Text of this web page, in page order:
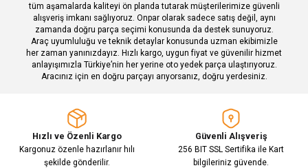
Gönder
tüm aşamalarda kaliteyi ön planda tutarak müşterilerimize güvenli
alışveriş imkanı sağlıyoruz. Onpar olarak sadece satış değil, aynı
zamanda doğru parça seçimi konusunda da destek sunuyoruz.
Araç uyumluluğu ve teknik detaylar konusunda uzman ekibimizle
her zaman yanınızdayız. Hızlı kargo, uygun fiyat ve güvenilir hizmet
anlayışımızla Türkiye’nin her yerine oto yedek parça ulaştırıyoruz.
Aracınız için en doğru parçayı arıyorsanız, doğru yerdesiniz.
Hızlı ve Özenli Kargo
Kargonuz özenle hazırlanır hılı
şekilde gönderilir.
Güvenli Alışveriş
256 BIT SSL Sertifika ile Kart
bilgileriniz güvende.